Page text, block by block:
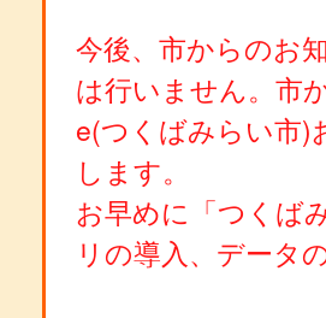
今後、市からのお
は行いません。市
e(つくばみらい市)
します。
お早めに「つくば
リの導入、データ